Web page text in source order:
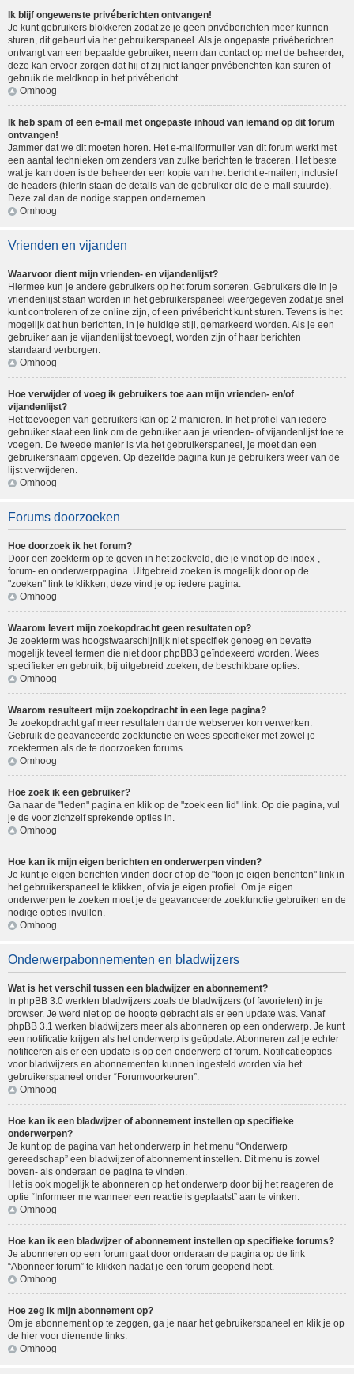
Ik blijf ongewenste privéberichten ontvangen!
Je kunt gebruikers blokkeren zodat ze je geen privéberichten meer kunnen
sturen, dit gebeurt via het gebruikerspaneel. Als je ongepaste privéberichten
ontvangt van een bepaalde gebruiker, neem dan contact op met de beheerder,
deze kan ervoor zorgen dat hij of zij niet langer privéberichten kan sturen of
gebruik de meldknop in het privébericht.
Omhoog
Ik heb spam of een e-mail met ongepaste inhoud van iemand op dit forum
ontvangen!
Jammer dat we dit moeten horen. Het e-mailformulier van dit forum werkt met
een aantal technieken om zenders van zulke berichten te traceren. Het beste
wat je kan doen is de beheerder een kopie van het bericht e-mailen, inclusief
de headers (hierin staan de details van de gebruiker die de e-mail stuurde).
Deze zal dan de nodige stappen ondernemen.
Omhoog
Vrienden en vijanden
Waarvoor dient mijn vrienden- en vijandenlijst?
Hiermee kun je andere gebruikers op het forum sorteren. Gebruikers die in je
vriendenlijst staan worden in het gebruikerspaneel weergegeven zodat je snel
kunt controleren of ze online zijn, of een privébericht kunt sturen. Tevens is het
mogelijk dat hun berichten, in je huidige stijl, gemarkeerd worden. Als je een
gebruiker aan je vijandenlijst toevoegt, worden zijn of haar berichten
standaard verborgen.
Omhoog
Hoe verwijder of voeg ik gebruikers toe aan mijn vrienden- en/of
vijandenlijst?
Het toevoegen van gebruikers kan op 2 manieren. In het profiel van iedere
gebruiker staat een link om de gebruiker aan je vrienden- of vijandenlijst toe te
voegen. De tweede manier is via het gebruikerspaneel, je moet dan een
gebruikersnaam opgeven. Op dezelfde pagina kun je gebruikers weer van de
lijst verwijderen.
Omhoog
Forums doorzoeken
Hoe doorzoek ik het forum?
Door een zoekterm op te geven in het zoekveld, die je vindt op de index-,
forum- en onderwerppagina. Uitgebreid zoeken is mogelijk door op de
"zoeken" link te klikken, deze vind je op iedere pagina.
Omhoog
Waarom levert mijn zoekopdracht geen resultaten op?
Je zoekterm was hoogstwaarschijnlijk niet specifiek genoeg en bevatte
mogelijk teveel termen die niet door phpBB3 geïndexeerd worden. Wees
specifieker en gebruik, bij uitgebreid zoeken, de beschikbare opties.
Omhoog
Waarom resulteert mijn zoekopdracht in een lege pagina?
Je zoekopdracht gaf meer resultaten dan de webserver kon verwerken.
Gebruik de geavanceerde zoekfunctie en wees specifieker met zowel je
zoektermen als de te doorzoeken forums.
Omhoog
Hoe zoek ik een gebruiker?
Ga naar de "leden" pagina en klik op de "zoek een lid" link. Op die pagina, vul
je de voor zichzelf sprekende opties in.
Omhoog
Hoe kan ik mijn eigen berichten en onderwerpen vinden?
Je kunt je eigen berichten vinden door of op de "toon je eigen berichten" link in
het gebruikerspaneel te klikken, of via je eigen profiel. Om je eigen
onderwerpen te zoeken moet je de geavanceerde zoekfunctie gebruiken en de
nodige opties invullen.
Omhoog
Onderwerpabonnementen en bladwijzers
Wat is het verschil tussen een bladwijzer en abonnement?
In phpBB 3.0 werkten bladwijzers zoals de bladwijzers (of favorieten) in je
browser. Je werd niet op de hoogte gebracht als er een update was. Vanaf
phpBB 3.1 werken bladwijzers meer als abonneren op een onderwerp. Je kunt
een notificatie krijgen als het onderwerp is geüpdate. Abonneren zal je echter
notificeren als er een update is op een onderwerp of forum. Notificatieopties
voor bladwijzers en abonnementen kunnen ingesteld worden via het
gebruikerspaneel onder “Forumvoorkeuren”.
Omhoog
Hoe kan ik een bladwijzer of abonnement instellen op specifieke
onderwerpen?
Je kunt op de pagina van het onderwerp in het menu “Onderwerp
gereedschap” een bladwijzer of abonnement instellen. Dit menu is zowel
boven- als onderaan de pagina te vinden.
Het is ook mogelijk te abonneren op het onderwerp door bij het reageren de
optie “Informeer me wanneer een reactie is geplaatst” aan te vinken.
Omhoog
Hoe kan ik een bladwijzer of abonnement instellen op specifieke forums?
Je abonneren op een forum gaat door onderaan de pagina op de link
“Abonneer forum” te klikken nadat je een forum geopend hebt.
Omhoog
Hoe zeg ik mijn abonnement op?
Om je abonnement op te zeggen, ga je naar het gebruikerspaneel en klik je op
de hier voor dienende links.
Omhoog